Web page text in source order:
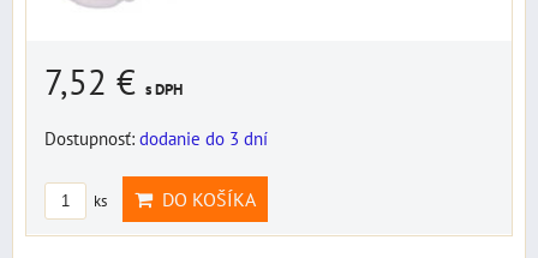
7,52 € s DPH
Dostupnosť: dodanie do 3 dní
ks DO KOŠÍKA